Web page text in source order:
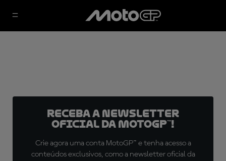
Receba a newsletter
oficial da MotoGP™!
Crie agora uma conta MotoGP™ e tenha acesso a
conteúdos exclusivos, como a newsletter oficial da